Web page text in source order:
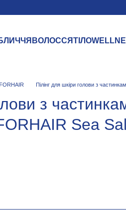
ВОЛОССЯТІЛО
Пілінг для шкіри голови з
з
Sea